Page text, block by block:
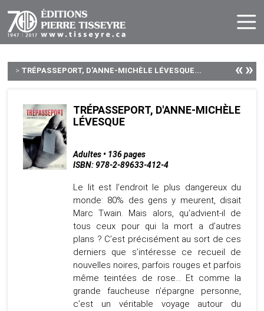
> TRÉPASSEPORT, D'ANNE-MICHÈLE LÉVESQUE... «»
TRÉPASSEPORT, D'ANNE-MICHÈLE
LÉVESQUE
Adultes • 136 pages
ISBN: 978-2-89633-412-4
Le lit est l’endroit le plus dangereux du
monde: 80% des gens y meurent, disait
Marc Twain. Mais alors, qu’advient-il de
tous ceux pour qui la mort a d’autres
plans ? C’est précisément au sort de ces
derniers que s’intéresse ce recueil de
nouvelles noires, parfois rouges et parfois
même teintées de rose… Et comme la
grande faucheuse n’épargne personne,
c’est un véritable voyage autour du